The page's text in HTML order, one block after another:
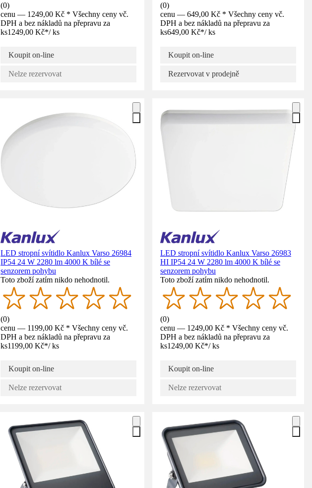
(0)
cenu — 1249,00 Kč * Všechny ceny vč.
DPH a bez nákladů na přepravu za
ks1249,00 Kč*/ ks
Koupit on-line
Nelze rezervovat
(0)
cenu — 649,00 Kč * Všechny ceny vč.
DPH a bez nákladů na přepravu za
ks649,00 Kč*/ ks
Koupit on-line
Rezervovat v prodejně
LED stropní svítidlo Kanlux Varso 26984
IP54 24 W 2280 lm 4000 K bílé se
senzorem pohybu
Toto zboží zatím nikdo nehodnotil.
(0)
cenu — 1199,00 Kč * Všechny ceny vč.
DPH a bez nákladů na přepravu za
ks1199,00 Kč*/ ks
Koupit on-line
Nelze rezervovat
LED stropní svítidlo Kanlux Varso 26983
HI IP54 24 W 2280 lm 4000 K bílé se
senzorem pohybu
Toto zboží zatím nikdo nehodnotil.
(0)
cenu — 1249,00 Kč * Všechny ceny vč.
DPH a bez nákladů na přepravu za
ks1249,00 Kč*/ ks
Koupit on-line
Nelze rezervovat